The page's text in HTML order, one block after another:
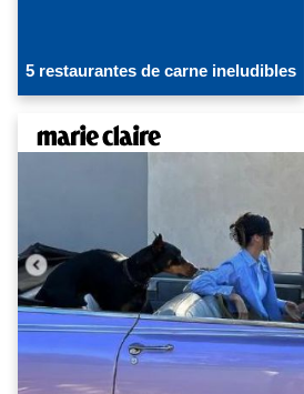
5 restaurantes de carne ineludibles